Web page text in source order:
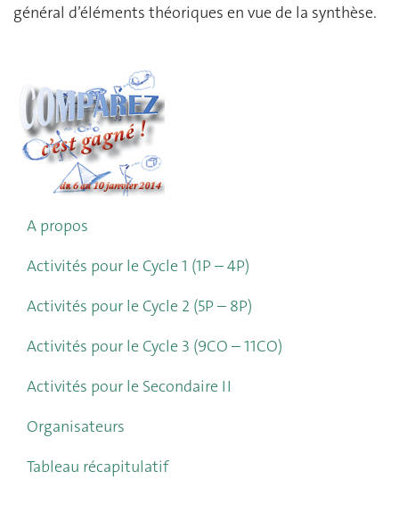
général d’éléments théoriques en vue de la synthèse.
A propos
Activités pour le Cycle 1 (1P – 4P)
Activités pour le Cycle 2 (5P – 8P)
Activités pour le Cycle 3 (9CO – 11CO)
Activités pour le Secondaire II
Organisateurs
Tableau récapitulatif